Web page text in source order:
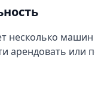
несколько
арендовать или